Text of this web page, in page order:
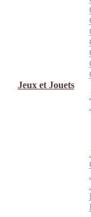
Jeux et Jouets